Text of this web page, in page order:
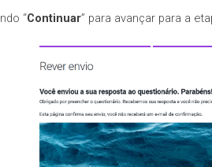
“Continuar” para avançar para a